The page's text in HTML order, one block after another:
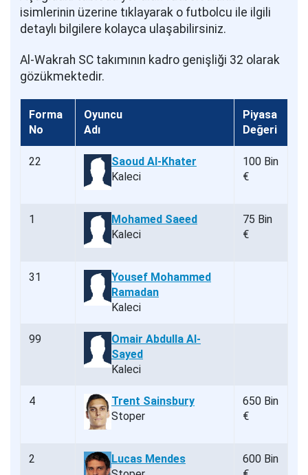
isimlerinin üzerine tıklayarak o futbolcu ile ilgili
detaylı bilgilere kolayca ulaşabilirsiniz.
Al-Wakrah SC takımının kadro genişliği 32 olarak
gözükmektedir.
Forma
No
Oyuncu
Adı
Piyasa
Değeri
22
Saoud Al-Khater
Kaleci
100 Bin
€
1
Mohamed Saeed
Kaleci
75 Bin
€
31
Yousef Mohammed
Ramadan
Kaleci
99
Omair Abdulla Al-
Sayed
Kaleci
4
Trent Sainsbury
Stoper
650 Bin
€
2
Lucas Mendes
600 Bin